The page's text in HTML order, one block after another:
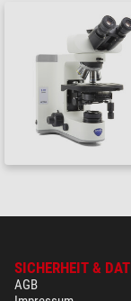
SICHERHEIT &
AGB